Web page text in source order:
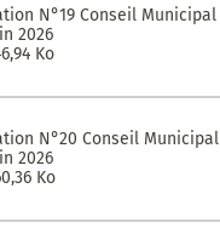
N°19 Conseil Municipal
2026
Ko
N°20 Conseil Municipal
2026
Ko